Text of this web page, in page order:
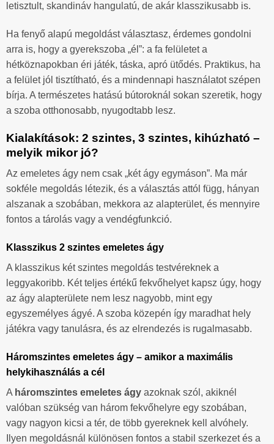
letisztult, skandináv hangulatú, de akár klasszikusabb is.
Ha fenyő alapú megoldást választasz, érdemes gondolni
arra is, hogy a gyerekszoba „él”: a fa felületet a
hétköznapokban éri játék, táska, apró ütődés. Praktikus, ha
a felület jól tisztítható, és a mindennapi használatot szépen
bírja. A természetes hatású bútoroknál sokan szeretik, hogy
a szoba otthonosabb, nyugodtabb lesz.
Kialakítások: 2 szintes, 3 szintes, kihúzható –
melyik mikor jó?
Az emeletes ágy nem csak „két ágy egymáson”. Ma már
sokféle megoldás létezik, és a választás attól függ, hányan
alszanak a szobában, mekkora az alapterület, és mennyire
fontos a tárolás vagy a vendégfunkció.
Klasszikus 2 szintes emeletes ágy
A klasszikus két szintes megoldás testvéreknek a
leggyakoribb. Két teljes értékű fekvőhelyet kapsz úgy, hogy
az ágy alapterülete nem lesz nagyobb, mint egy
egyszemélyes ágyé. A szoba közepén így maradhat hely
játékra vagy tanulásra, és az elrendezés is rugalmasabb.
Háromszintes emeletes ágy – amikor a maximális
helykihasználás a cél
A háromszintes emeletes ágy azoknak szól, akiknél
valóban szükség van három fekvőhelyre egy szobában,
vagy nagyon kicsi a tér, de több gyereknek kell alvóhely.
Ilyen megoldásnál különösen fontos a stabil szerkezet és a